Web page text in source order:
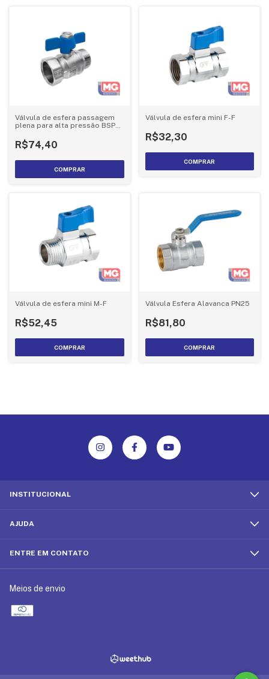
Válvula de esfera passagem
plena para alta pressão BSP
R$74,40
COMPRAR
Válvula de esfera mini F-F
R$32,30
COMPRAR
Válvula de esfera mini M-F
R$52,45
COMPRAR
Válvula Esfera Alavanca PN25
R$81,80
COMPRAR
INSTITUCIONAL
AJUDA
ENTRE EM CONTATO
Meios de envio